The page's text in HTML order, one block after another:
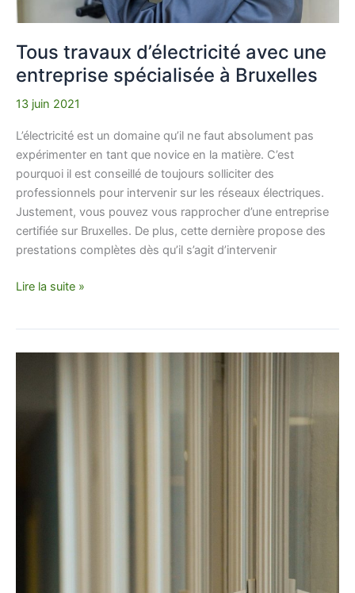
Tous travaux d’électricité avec une
entreprise spécialisée à Bruxelles
13 juin 2021
L’électricité est un domaine qu’il ne faut absolument pas
expérimenter en tant que novice en la matière. C’est
pourquoi il est conseillé de toujours solliciter des
professionnels pour intervenir sur les réseaux électriques.
Justement, vous pouvez vous rapprocher d’une entreprise
certifiée sur Bruxelles. De plus, cette dernière propose des
prestations complètes dès qu’il s’agit d’intervenir
Lire la suite »